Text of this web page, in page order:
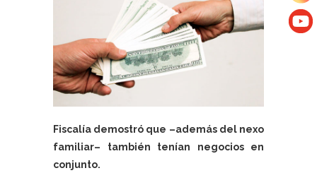
Fiscalía demostró que –además del nexo
familiar– también tenían negocios en
conjunto.